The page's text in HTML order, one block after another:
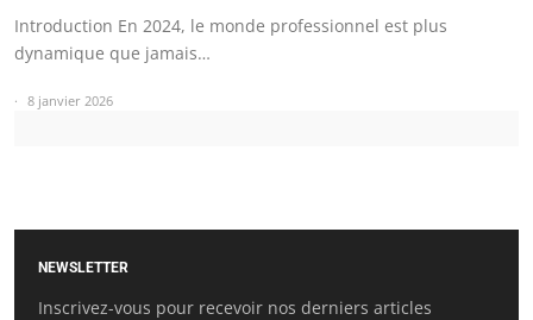
Introduction En 2024, le monde professionnel est plus
dynamique que jamais…
8 janvier 2026
NEWSLETTER
Inscrivez-vous pour recevoir nos derniers articles